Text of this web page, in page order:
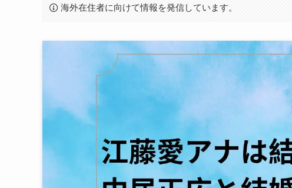
海外在住者に向けて情報を発信しています。